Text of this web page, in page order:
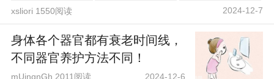
xsliori 1550阅读 2024-12-7
身体各个器官都有衰老时间线，
不同器官养护方法不同！
mUjnqnGh 2011阅读 2024-12-6